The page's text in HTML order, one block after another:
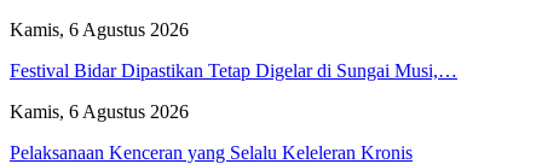
Kamis, 6 Agustus 2026
Festival Bidar Dipastikan Tetap Digelar di Sungai Musi,…
Kamis, 6 Agustus 2026
Pelaksanaan Kenceran yang Selalu Keleleran Kronis